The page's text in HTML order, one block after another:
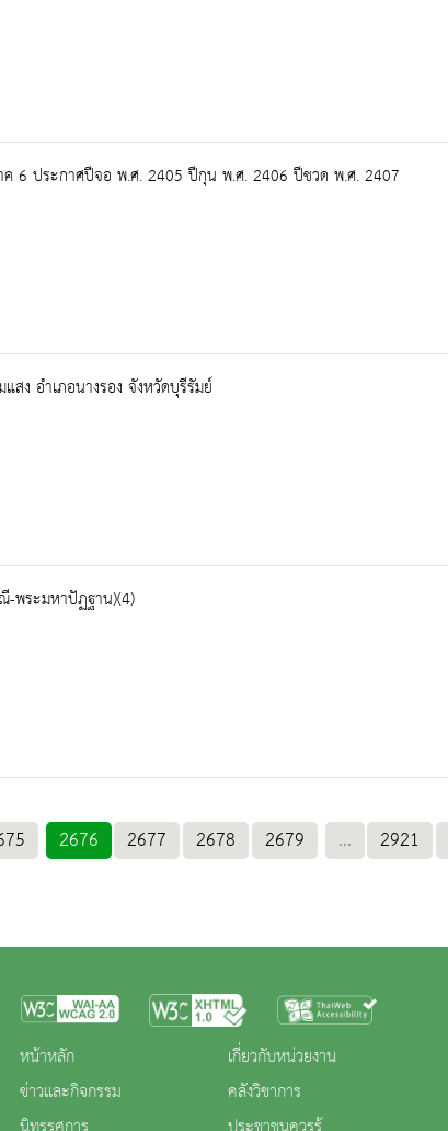
6 ประกาศปีจอ พ.ศ. 2405 ปีกุน พ.ศ. 2406 ปีชวด พ.ศ. 2407
สง อำเภอนางรอง จังหวัดบุรีรัมย์
พระมหาปัฏฐาน)(4)
2676 2677 2678 2679 ... 2921
หน้าหลัก
ข่าวและกิจกรรม
เกี่ยวกับหน่วยงาน
คลังวิชาการ